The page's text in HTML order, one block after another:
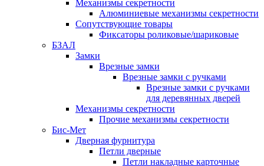
Механизмы секретности
Алюминиевые механизмы секретности
Сопутствующие товары
Фиксаторы роликовые/шариковые
БЗАЛ
Замки
Врезные замки
Врезные замки с ручками
Врезные замки с ручками
для деревянных дверей
Механизмы секретности
Прочие механизмы секретности
Бис-Мет
Дверная фурнитура
Петли дверные
Петли накладные карточные